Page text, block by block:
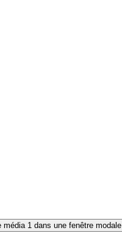
média 1 dans une fenêtre modale